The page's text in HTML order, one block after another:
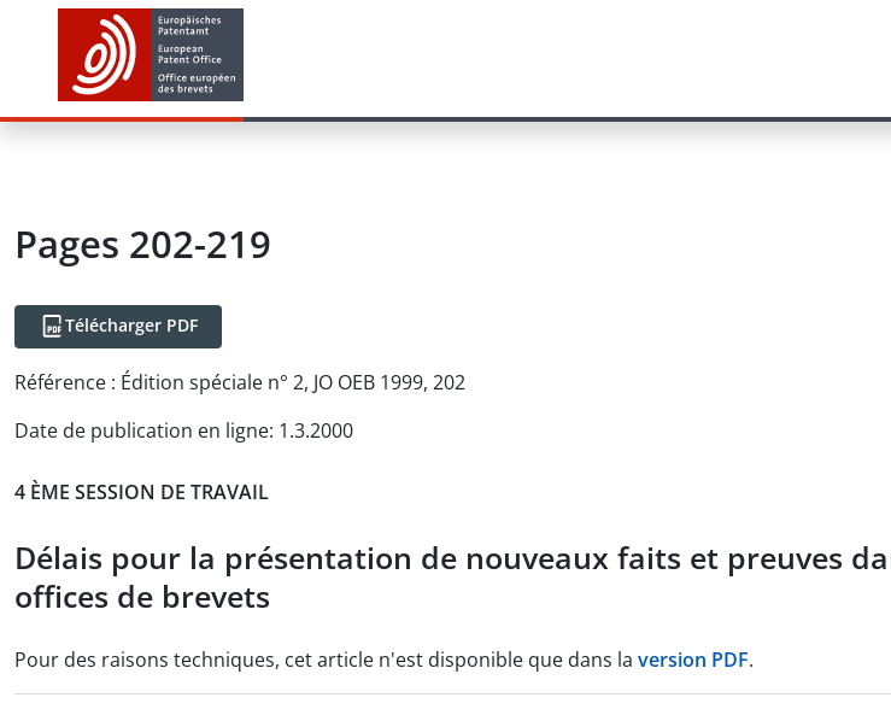
Pages 202-219
Télécharger PDF
Référence : Édition spéciale n° 2, JO OEB 1999, 202
Date de publication en ligne: 1.3.2000
4 ÈME SESSION DE TRAVAIL
Délais pour la présentation de nouveaux faits et preuves
offices de brevets
Pour des raisons techniques, cet article n'est disponible que dans la version PDF.